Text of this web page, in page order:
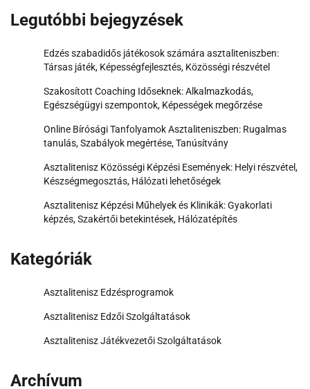
Legutóbbi bejegyzések
Edzés szabadidős játékosok számára asztaliteniszben:
Társas játék, Képességfejlesztés, Közösségi részvétel
Szakosított Coaching Időseknek: Alkalmazkodás,
Egészségügyi szempontok, Képességek megőrzése
Online Bírósági Tanfolyamok Asztaliteniszben: Rugalmas
tanulás, Szabályok megértése, Tanúsítvány
Asztalitenisz Közösségi Képzési Események: Helyi részvétel,
Készségmegosztás, Hálózati lehetőségek
Asztalitenisz Képzési Műhelyek és Klinikák: Gyakorlati
képzés, Szakértői betekintések, Hálózatépítés
Kategóriák
Asztalitenisz Edzésprogramok
Asztalitenisz Edzői Szolgáltatások
Asztalitenisz Játékvezetői Szolgáltatások
Archívum